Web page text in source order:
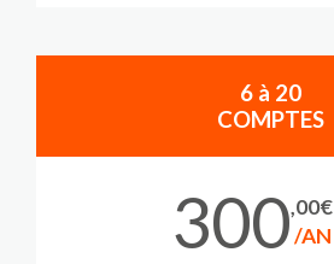
6 à 20
COMPTES
300,00€
/AN